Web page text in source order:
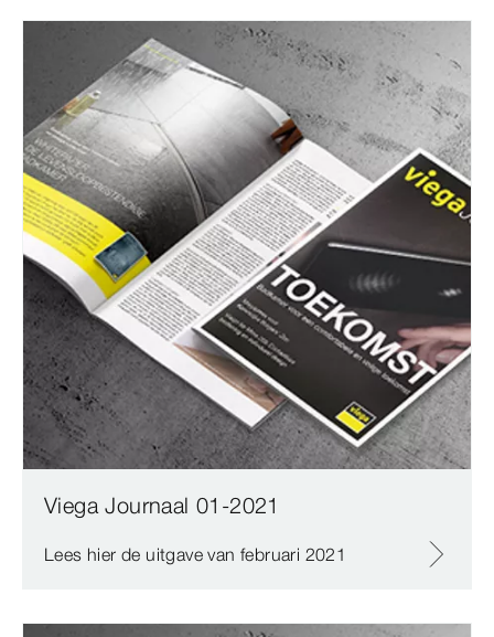
Viega Journaal 01-2021
Lees hier de uitgave van februari 2021